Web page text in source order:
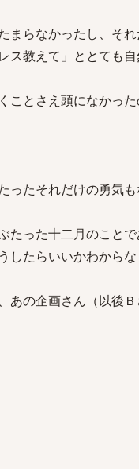
らなかったし、それ
ス教えて」ととても
とさえ頭になかった
ったそれだけの勇気
った十二月のことで
したらいいかわから
の企画さん（以後Ｂ